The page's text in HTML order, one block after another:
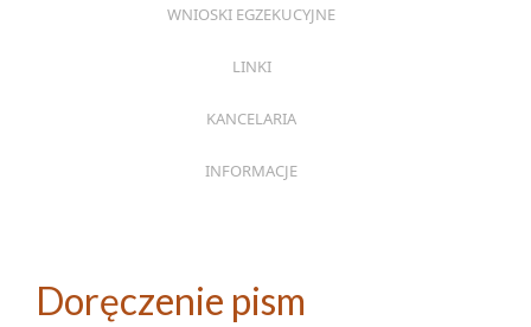
WNIOSKI EGZEKUCYJNE
LINKI
KANCELARIA
INFORMACJE
Doręczenie pism